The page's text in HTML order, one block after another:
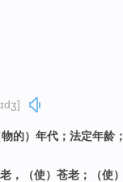
的）年代；法定年龄
，（使）苍老；（使